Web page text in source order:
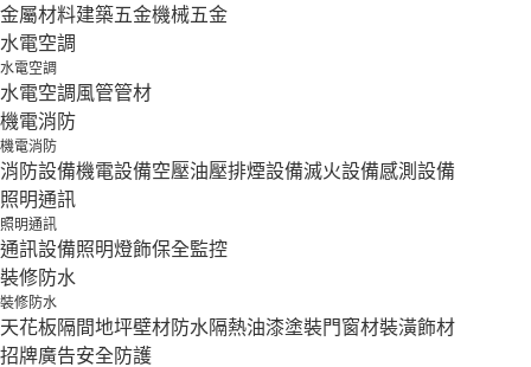
金屬材料建築五金機械五金
水電空調
水電空調
水電空調風管管材
機電消防
機電消防
消防設備機電設備空壓油壓排煙設備滅火設備感測設備
照明通訊
照明通訊
通訊設備照明燈飾保全監控
裝修防水
裝修防水
天花板隔間地坪壁材防水隔熱油漆塗裝門窗材裝潢飾材
招牌廣告安全防護